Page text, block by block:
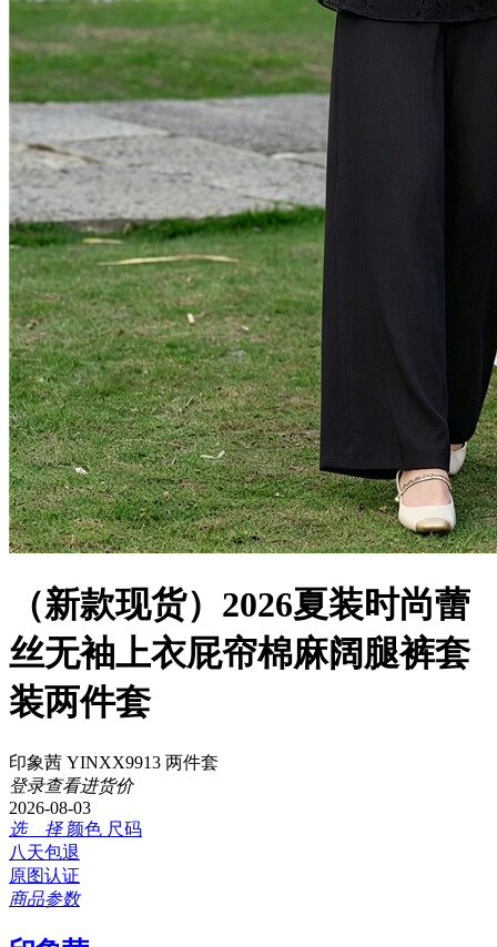
（新款现货）2026夏装时尚蕾
丝无袖上衣屁帘棉麻阔腿裤套
装两件套
印象茜 YINXX9913 两件套
登录查看进货价
2026-08-03
选 择 颜色 尺码
八天包退
原图认证
商品参数